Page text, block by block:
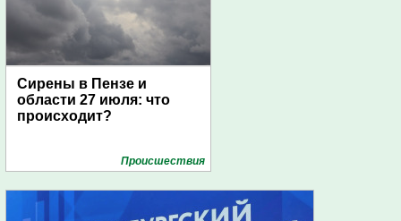
Сирены в Пензе и
области 27 июля: что
происходит?
Проиcшествия